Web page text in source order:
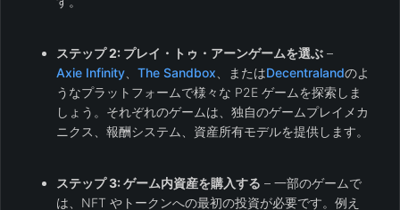
ステップ 2: プレイ・トゥ・アーンゲームを選ぶ –
Axie Infinity
The Sandbox 、またはDecentralandのよ
うなプラットフォームで様々な P2E ゲームを探索しま
しょう。それぞれのゲームは、独自のゲームプレイメカ
ニクス、報酬システム、資産所有モデルを提供します。
ステップ 3: ゲーム内資産を購入する – 一部のゲームで
は、NFT やトークンへの最初の投資が必要です。例え